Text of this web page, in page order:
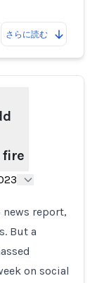
さらに読む
news report,
But a
on social